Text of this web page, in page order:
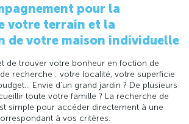
pour la
votre terrain et la
de votre maison individuelle
de trouver votre bonheur en foction de
recherche : votre localité, votre superficie
Envie d'un grand jardin ? De plusieurs
toute votre famille ? La recherche de
simple pour accéder directement à une
à vos critères.